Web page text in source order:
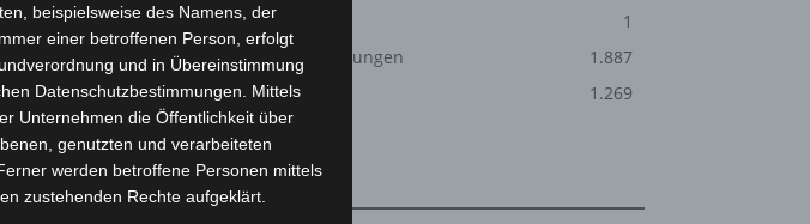
Hamburg,
Die Jugendlichen
Über uns
1
Veranstaltungen
1.887
Welt
1.269
beispielsweise des Namens, der
einer betroffenen Person, erfolgt
und in Übereinstimmung
Datenschutzbestimmungen. Mittels
Unternehmen die Öffentlichkeit über
genutzten und verarbeiteten
werden betroffene Personen mittels
zustehenden Rechte aufgeklärt.